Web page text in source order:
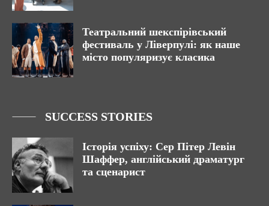
Театральний шекспірівський
фестиваль у Ліверпулі: як наше
місто популяризує класика
SUCCESS STORIES
Історія успіху: Сер Пітер Левін
Шаффер, англійський драматург
та сценарист